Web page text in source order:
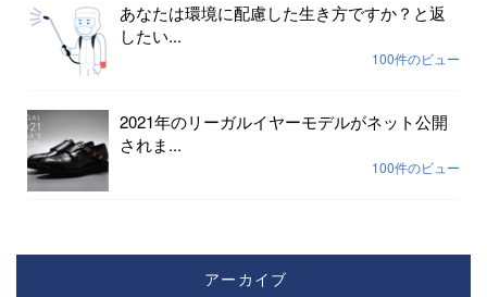
あなたは環境に配慮した生き方ですか？と返
したい...
100件のビュー
2021年のリーガルイヤーモデルがネット公開
されま...
100件のビュー
アーカイブ